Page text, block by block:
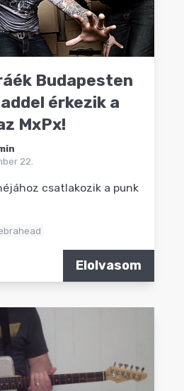
Budapesten
érkezik a
MxPx!
22.
csatlakozik a punk
Elolvasom